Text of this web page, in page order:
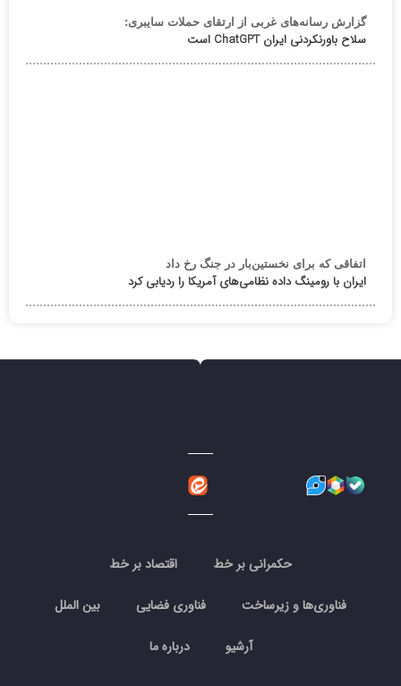
گزارش رسانه‌های غربی از ارتقای حملات سایبری:
سلاح باورنکردنی ایران ChatGPT است
اتفاقی که برای نخستین‌بار در جنگ رخ داد
ایران با رومینگ داده نظامی‌های آمریکا را ردیابی کرد
حکمرانی بر خط اقتصاد بر خط
فناوری‌ها و زیرساخت فناوری فضایی بین الملل
آرشیو درباره ما